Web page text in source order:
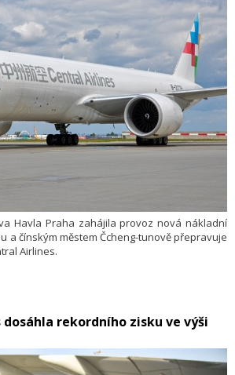
Havla Praha zahájila provoz nová nákladní
a čínským městem Čcheng-tunově přepravuje
Airlines.
rekordního zisku ve výši